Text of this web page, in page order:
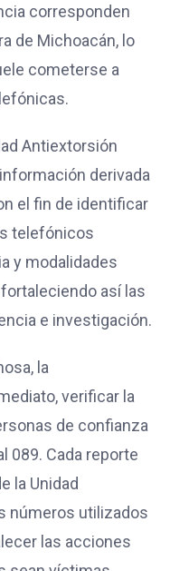
corresponden
de Michoacán, lo
cometerse a
Antiextorsión
derivada
el fin de identificar
telefónicos
y modalidades
así las
e investigación.
la
verificar la
de confianza
089. Cada reporte
la Unidad
números utilizados
las acciones